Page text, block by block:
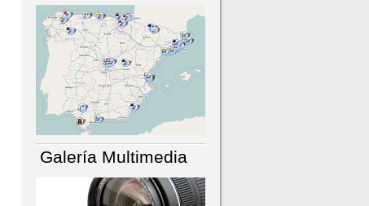
Galería Multimedia